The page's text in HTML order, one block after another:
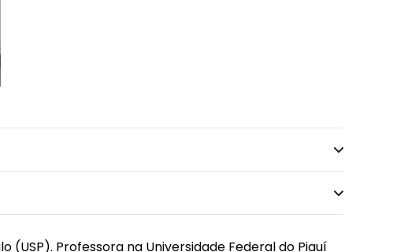
(USP). Professora na Universidade Federal do Piauí